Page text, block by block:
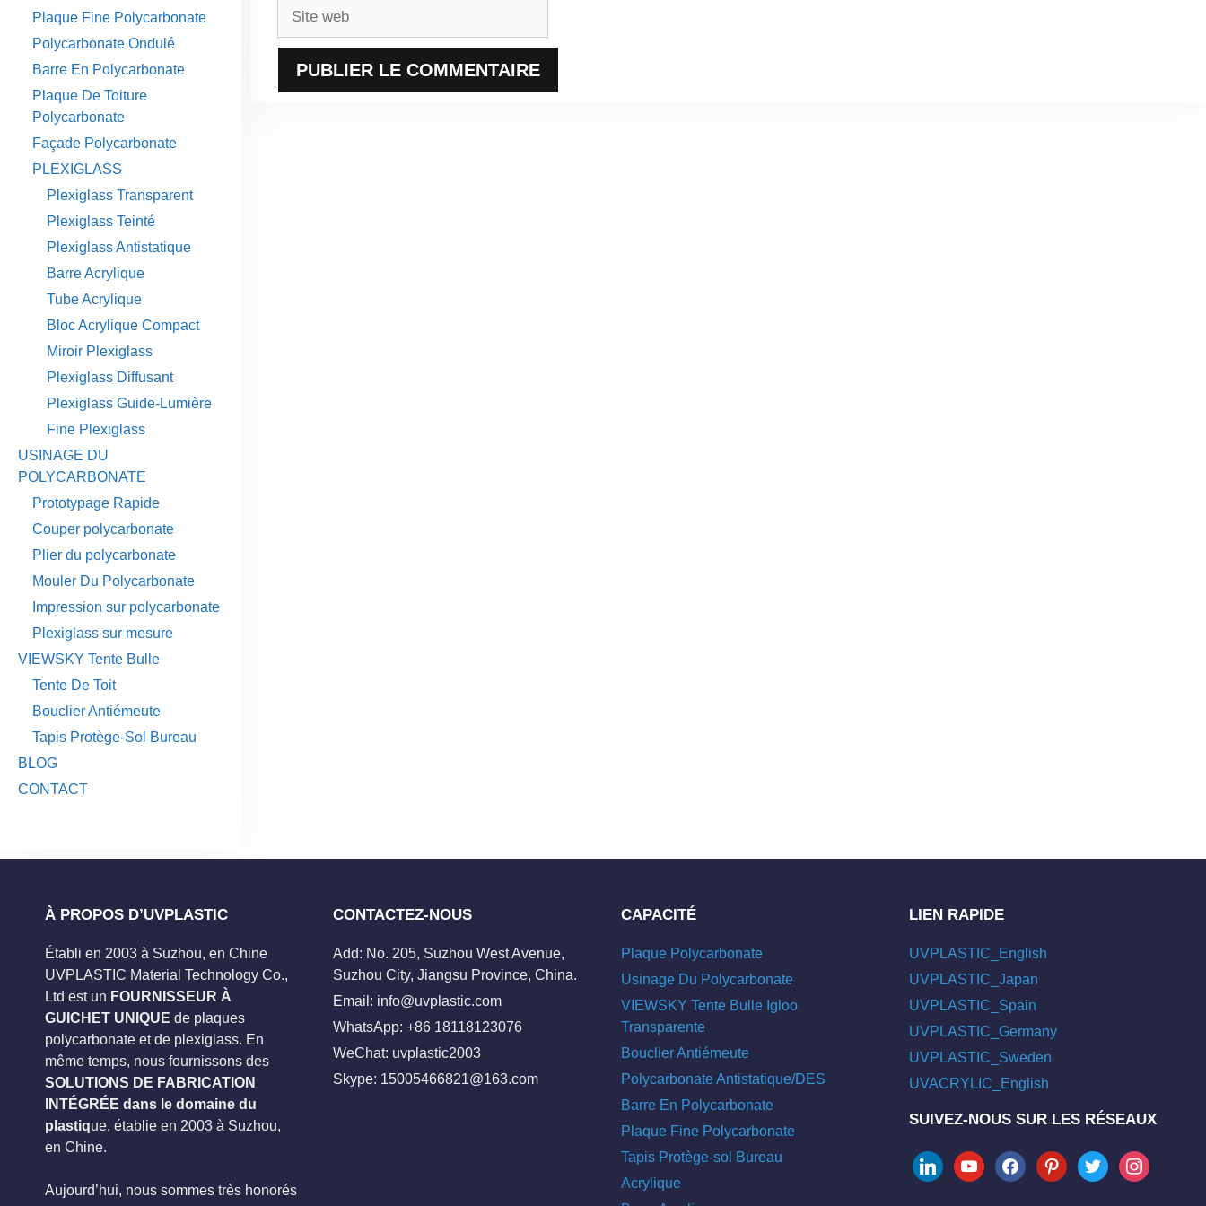
Plaque Fine Polycarbonate
Polycarbonate Ondulé
Barre En Polycarbonate
Plaque De Toiture
Polycarbonate
Façade Polycarbonate
PLEXIGLASS
Plexiglass Transparent
Plexiglass Teinté
Plexiglass Antistatique
Barre Acrylique
Tube Acrylique
Bloc Acrylique Compact
Miroir Plexiglass
Plexiglass Diffusant
Plexiglass Guide-Lumière
Fine Plexiglass
USINAGE DU
POLYCARBONATE
Prototypage Rapide
Couper polycarbonate
Plier du polycarbonate
Mouler Du Polycarbonate
Impression sur polycarbonate
Plexiglass sur mesure
VIEWSKY Tente Bulle
Tente De Toit
Bouclier Antiémeute
Tapis Protège-Sol Bureau
BLOG
CONTACT
À PROPOS D’UVPLASTIC
Établi en 2003 à Suzhou, en Chine
UVPLASTIC Material Technology Co.,
Ltd est un FOURNISSEUR À
GUICHET UNIQUE de plaques
polycarbonate et de plexiglass. En
même temps, nous fournissons des
SOLUTIONS DE FABRICATION
INTÉGRÉE dans le domaine du
plastique, établie en 2003 à Suzhou,
en Chine.
Aujourd’hui, nous sommes très honorés
CONTACTEZ-NOUS
Add: No. 205, Suzhou West Avenue,
Suzhou City, Jiangsu Province, China.
Email: info@uvplastic.com
WhatsApp: +86 18118123076
WeChat: uvplastic2003
Skype: 15005466821@163.com
CAPACITÉ
Plaque Polycarbonate
Usinage Du Polycarbonate
VIEWSKY Tente Bulle Igloo
Transparente
Bouclier Antiémeute
Polycarbonate Antistatique/DES
Barre En Polycarbonate
Plaque Fine Polycarbonate
Tapis Protège-sol Bureau
Acrylique
LIEN RAPIDE
UVPLASTIC_English
UVPLASTIC_Japan
UVPLASTIC_Spain
UVPLASTIC_Germany
UVPLASTIC_Sweden
UVACRYLIC_English
SUIVEZ-NOUS SUR LES RÉSEAUX
linkedinyoutubefacebookpinteresttwitter instagram